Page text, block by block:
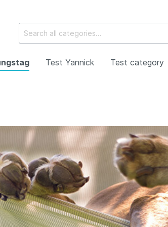
Test Yannick Test category
Accessories Designs